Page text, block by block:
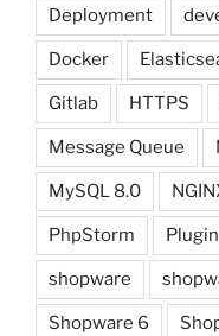
Deployment
Docker
Gitlab HTTPS
Message Queue
MySQL 8.0
PhpStorm Plugin
shopware
Shopware 6